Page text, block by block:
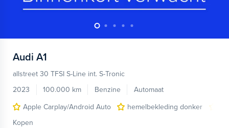
Audi A1
allstreet 30 TFSI S-Line int. S-Tronic
2023
100.000 km Benzine
Automaat
Apple Carplay/Android Auto
hemelbekleding donker
Kopen